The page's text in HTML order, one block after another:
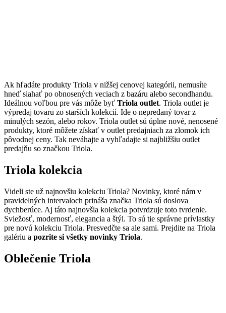
Ak hľadáte produkty Triola v nižšej cenovej kategórii, nemusíte
hneď siahať po obnosených veciach z bazáru alebo secondhandu.
Ideálnou voľbou pre vás môže byť Triola outlet. Triola outlet je
výpredaj tovaru zo starších kolekcií. Ide o nepredaný tovar z
minulých sezón, alebo rokov. Triola outlet sú úplne nové, nenosené
produkty, ktoré môžete získať v outlet predajniach za zlomok ich
pôvodnej ceny. Tak neváhajte a vyhľadajte si najbližšiu outlet
predajňu so značkou Triola.
Triola kolekcia
Videli ste už najnovšiu kolekciu Triola? Novinky, ktoré nám v
pravidelných intervaloch prináša značka Triola sú doslova
dychberúce. Aj táto najnovšia kolekcia potvrdzuje toto tvrdenie.
Sviežosť, modernosť, elegancia a štýl. To sú tie správne prívlastky
pre novú kolekciu Triola. Presvedčte sa ale sami. Prejdite na Triola
galériu a pozrite si všetky novinky Triola.
Oblečenie Triola